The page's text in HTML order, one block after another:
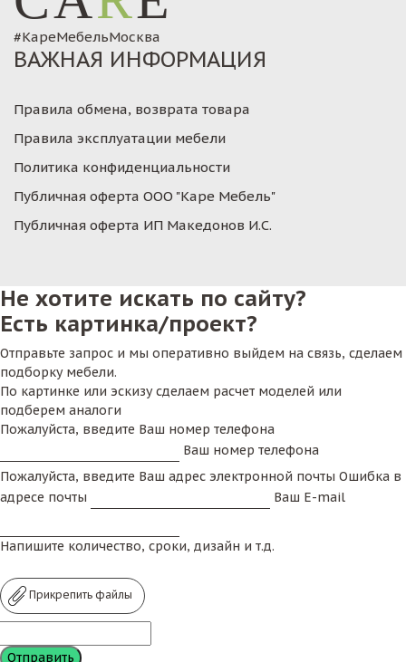
#КареМебельМосква
ВАЖНАЯ ИНФОРМАЦИЯ
Правила обмена, возврата товара
Правила эксплуатации мебели
Политика конфиденциальности
Публичная оферта ООО "Каре Мебель"
Публичная оферта ИП Македонов И.С.
Не хотите искать по сайту?
Есть картинка/проект?
Отправьте запрос и мы оперативно выйдем на связь, сделаем
подборку мебели.
По картинке или эскизу сделаем расчет моделей или
подберем аналоги
Пожалуйста, введите Ваш номер телефона
Ваш номер телефона
Пожалуйста, введите Ваш адрес электронной почты Ошибка в
адресе почты
Ваш E-mail
Напишите количество, сроки, дизайн и т.д.
Прикрепить файлы